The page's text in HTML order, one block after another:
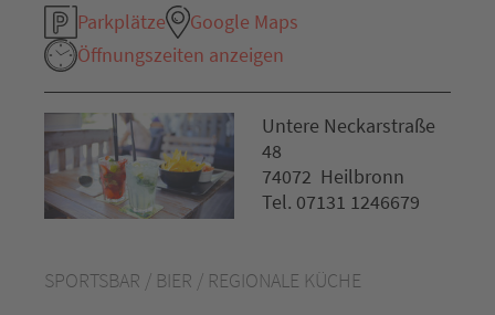
Parkplätze
Google Maps
Öffnungszeiten anzeigen
SPORTSBAR / BIER / REGIONALE KÜCHE
Untere Neckarstraße
48
74072 Heilbronn
Tel. 07131 1246679